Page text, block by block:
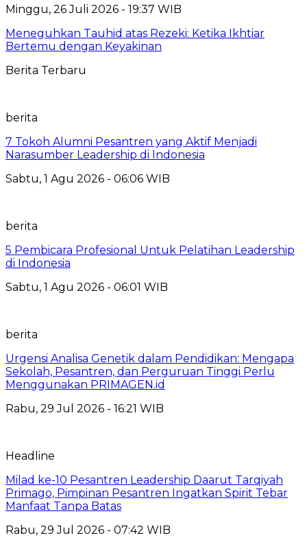
Minggu, 26 Juli 2026 - 19:37 WIB
Meneguhkan Tauhid atas Rezeki: Ketika Ikhtiar
Bertemu dengan Keyakinan
Berita Terbaru
berita
7 Tokoh Alumni Pesantren yang Aktif Menjadi
Narasumber Leadership di Indonesia
Sabtu, 1 Agu 2026 - 06:06 WIB
berita
5 Pembicara Profesional Untuk Pelatihan Leadership
di Indonesia
Sabtu, 1 Agu 2026 - 06:01 WIB
berita
Urgensi Analisa Genetik dalam Pendidikan: Mengapa
Sekolah, Pesantren, dan Perguruan Tinggi Perlu
Menggunakan PRIMAGEN.id
Rabu, 29 Jul 2026 - 16:21 WIB
Headline
Milad ke-10 Pesantren Leadership Daarut Tarqiyah
Primago, Pimpinan Pesantren Ingatkan Spirit Tebar
Manfaat Tanpa Batas
Rabu, 29 Jul 2026 - 07:42 WIB